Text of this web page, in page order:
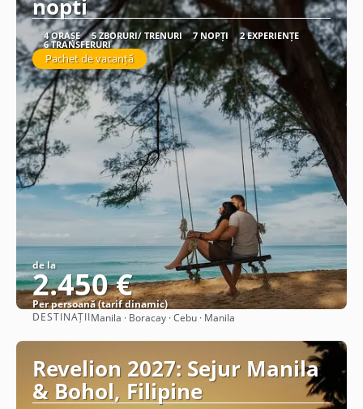
nopti
4 ORAȘE 5 ZBORURI/ TRENURI 7 NOPȚI 2 EXPERIENȚE
6 TRANSFERURI
Pachet de vacanță
de la
2.450 €
Per persoană (tarif dinamic)
Vezi detalii
DESTINAȚIIManila · Boracay · Cebu · Manila
Revelion 2027: Sejur Manila
& Bohol, Filipine